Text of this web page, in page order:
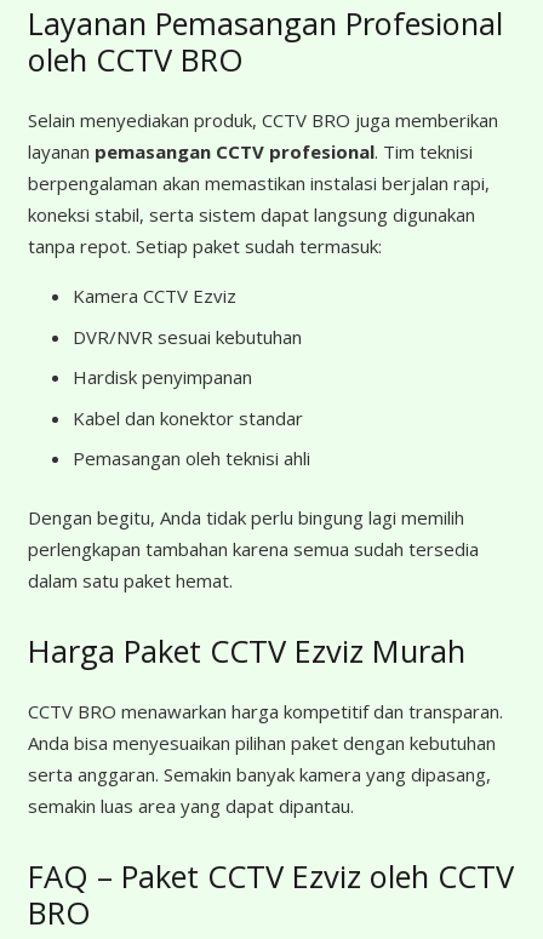
Layanan Pemasangan Profesional
oleh CCTV BRO
Selain menyediakan produk, CCTV BRO juga memberikan
layanan pemasangan CCTV profesional. Tim teknisi
berpengalaman akan memastikan instalasi berjalan rapi,
koneksi stabil, serta sistem dapat langsung digunakan
tanpa repot. Setiap paket sudah termasuk:
Kamera CCTV Ezviz
DVR/NVR sesuai kebutuhan
Hardisk penyimpanan
Kabel dan konektor standar
Pemasangan oleh teknisi ahli
Dengan begitu, Anda tidak perlu bingung lagi memilih
perlengkapan tambahan karena semua sudah tersedia
dalam satu paket hemat.
Harga Paket CCTV Ezviz Murah
CCTV BRO menawarkan harga kompetitif dan transparan.
Anda bisa menyesuaikan pilihan paket dengan kebutuhan
serta anggaran. Semakin banyak kamera yang dipasang,
semakin luas area yang dapat dipantau.
FAQ – Paket CCTV Ezviz oleh CCTV
BRO